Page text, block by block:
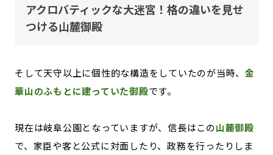
アクロバティックな大迷宮！格の違いを見せ
つける山麓御殿
そして天守以上に個性的な構造をしていたのが当時、 金
華山のふもとに建っていた御殿です。
現在は岐阜公園となっていますが、信長はこの山麓御殿
で、家臣や客と公式に対面したり、政務を行ったりしま